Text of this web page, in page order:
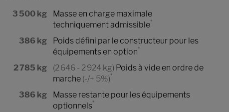
3 500 kg
Masse en charge maximale
techniquement admissible*
386 kg
Poids défini par le constructeur pour les
équipements en option*
2 785 kg (2 646 - 2 924 kg) Poids à vide en ordre de
marche(-/+ 5%)*
386 kg
Masse restante pour les équipements
optionnels*